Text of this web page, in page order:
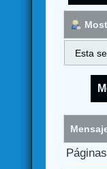
Esta